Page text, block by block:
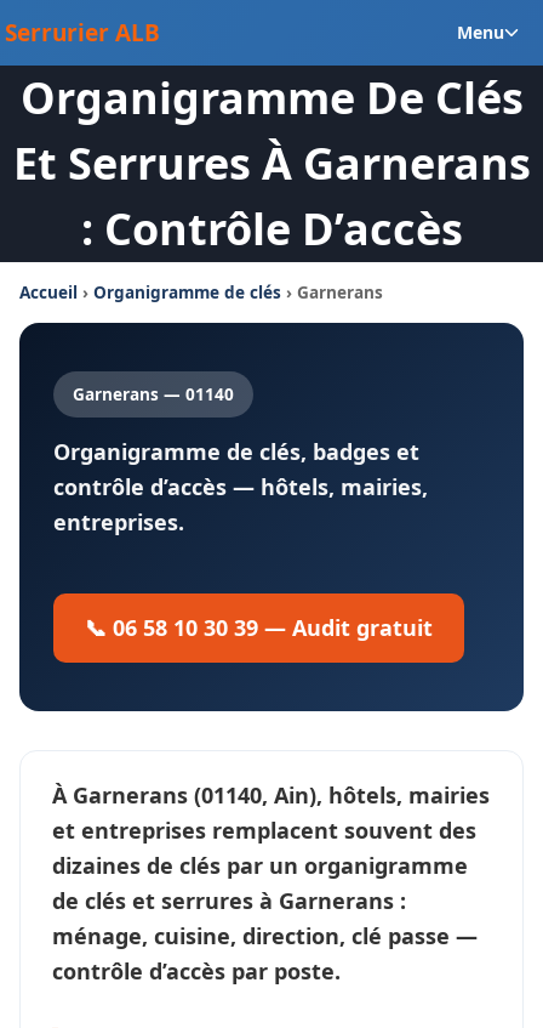
au
contenu
Serrurier ALB Menu
Organigramme De Clés
Et Serrures À Garnerans
: Contrôle D’accès
Accueil › Organigramme de clés › Garnerans
Garnerans — 01140
Organigramme de clés, badges et
contrôle d’accès — hôtels, mairies,
entreprises.
📞 06 58 10 30 39 — Audit gratuit
À Garnerans (01140, Ain), hôtels, mairies
et entreprises remplacent souvent des
dizaines de clés par un organigramme
de clés et serrures à Garnerans :
ménage, cuisine, direction, clé passe —
contrôle d’accès par poste.